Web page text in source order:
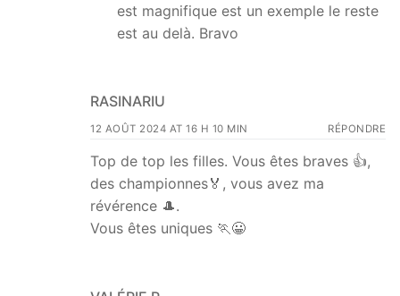
est magnifique est un exemple le reste
est au delà. Bravo
RASINARIU
12 AOÛT 2024 AT 16 H 10 MIN RÉPONDRE
Top de top les filles. Vous êtes braves 👍,
des championnes🏅, vous avez ma
révérence 🎩.
Vous êtes uniques 🏃😀